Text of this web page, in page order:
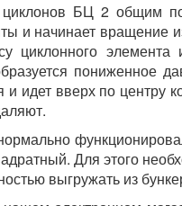
БЦ 2 общим
и начинает вращение
элемента
пониженное
идет вверх по центру
Для этого
выгружать из